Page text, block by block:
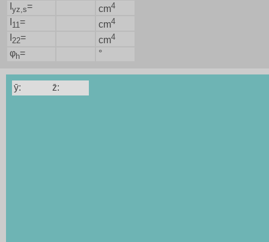
yz,s= cm4
11 = cm4
22= cm4
φh= °
ȳ: z̄: